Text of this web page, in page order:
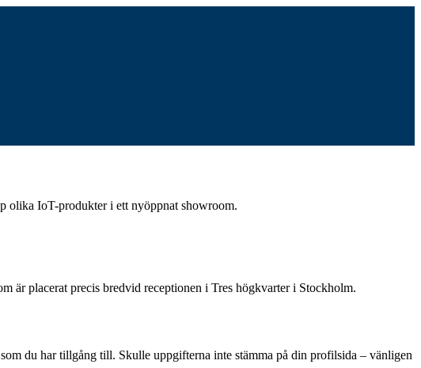
olika IoT-produkter i ett nyöppnat showroom.
är placerat precis bredvid receptionen i Tres högkvarter i Stockholm.
du har tillgång till. Skulle uppgifterna inte stämma på din profilsida – vänligen